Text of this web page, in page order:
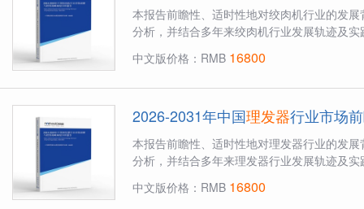
本报告前瞻性、适时性地对绞肉机行业的发
分析，并结合多年来绞肉机行业发展轨迹及
中文版价格：RMB 16800
2026-2031年中国理发器行业市场
本报告前瞻性、适时性地对理发器行业的发
分析，并结合多年来理发器行业发展轨迹及
中文版价格：RMB 16800